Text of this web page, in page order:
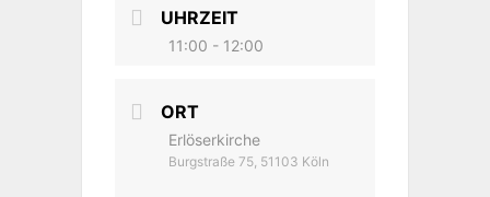
UHRZEIT
11:00 - 12:00
ORT
Erlöserkirche
Burgstraße 75, 51103 Köln